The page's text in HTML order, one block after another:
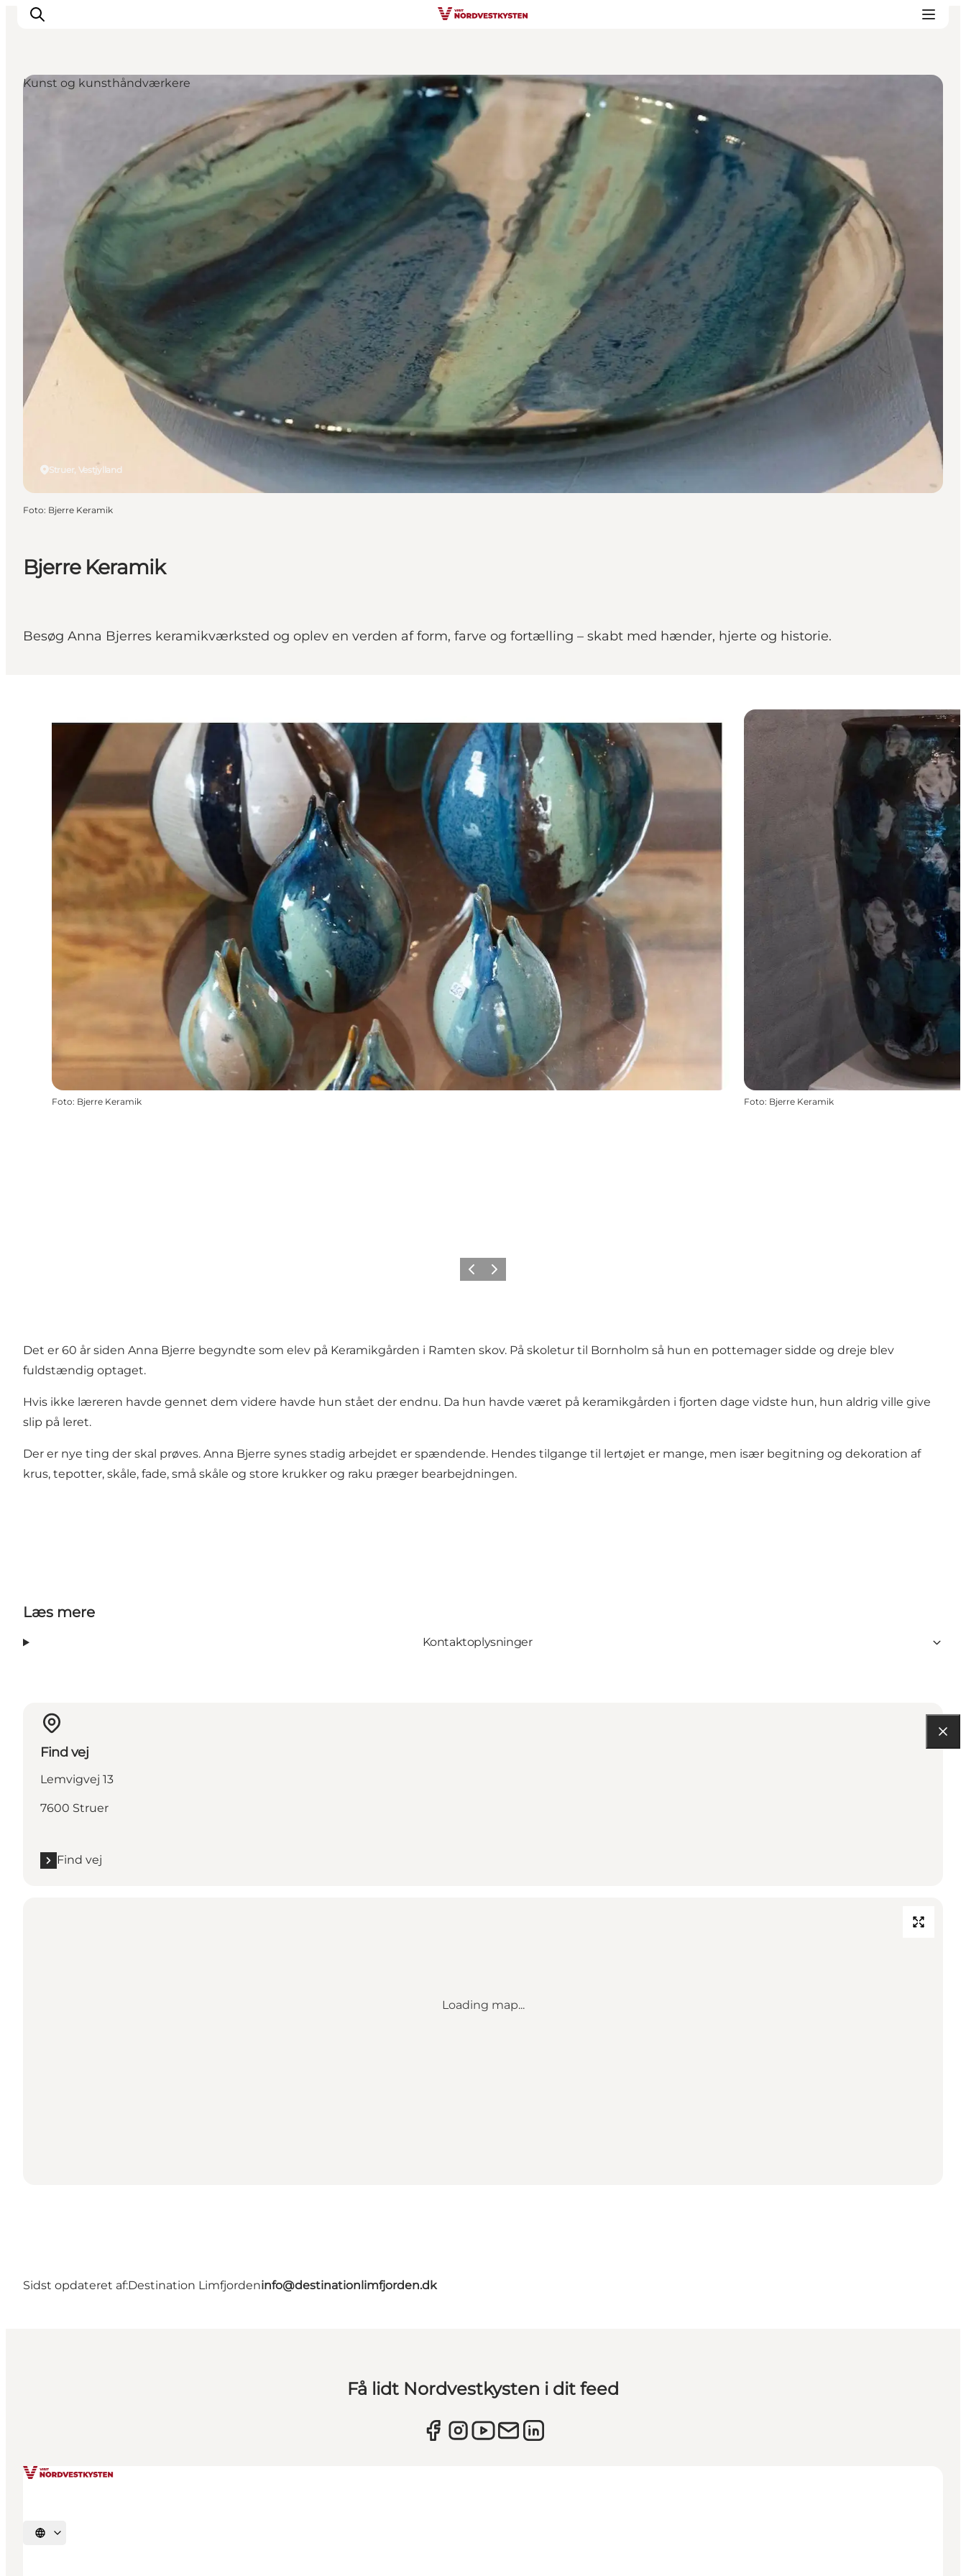
Handicapvenlig ferie
Overnatning
Planlæg din ferie
Bjerre Keramik
Besøg Anna Bjerres keramikværksted og oplev en verden af form, farve og fortælling – skabt med hænder, hjerte og historie.
Struer, Vestjylland
Kunst og kunsthåndværkere
Foto: Bjerre Keramik
Foto: Bjerre Keramik Foto: Bjerre Keramik
ForrigeNæste
Det er 60 år siden Anna Bjerre begyndte som elev på Keramikgården i Ramten skov. På skoletur til Bornholm så hun en pottemager sidde og dreje blev
fuldstændig optaget.
Hvis ikke læreren havde gennet dem videre havde hun stået der endnu. Da hun havde været på keramikgården i fjorten dage vidste hun, hun aldrig ville give
slip på leret.
Der er nye ting der skal prøves. Anna Bjerre synes stadig arbejdet er spændende. Hendes tilgange til lertøjet er mange, men især begitning og dekoration af
krus, tepotter, skåle, fade, små skåle og store krukker og raku præger bearbejdningen.
Læs mere
Kontaktoplysninger
Find vej
Lemvigvej 13
7600 Struer
Find vej
Loading map...
Sidst opdateret af:Destination Limfjordeninfo@destinationlimfjorden.dk
Få lidt Nordvestkysten i dit feed
Vælg sprog